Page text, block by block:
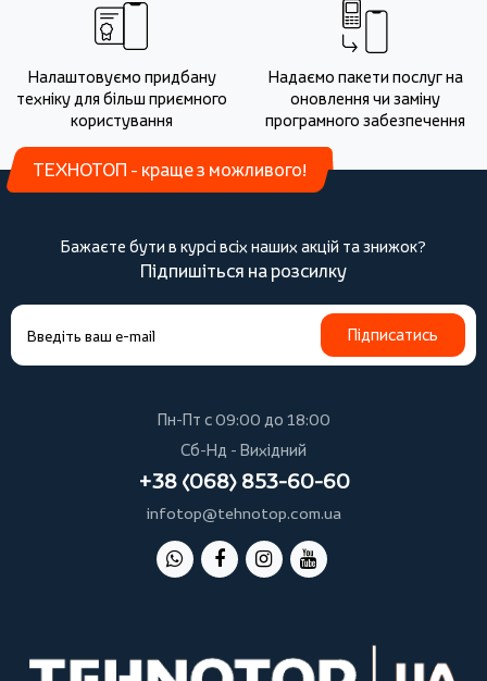
Налаштовуємо придбану
техніку для більш приємного
користування
Надаємо пакети послуг на
оновлення чи заміну
програмного забезпечення
ТЕХНОТОП - краще з можливого!
Бажаєте бути в курсі всіх наших акцій та знижок?
Підпишіться на розсилку
Підписатись
Пн-Пт с 09:00 до 18:00
Сб-Нд - Вихідний
+38 (068) 853-60-60
infotop@tehnotop.com.ua